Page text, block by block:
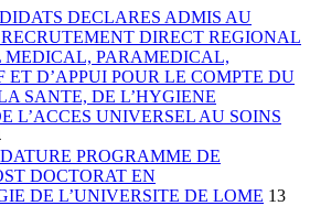
DECLARES ADMIS AU
DIRECT REGIONAL
MEDICAL, PARAMEDICAL,
ET D’APPUI POUR LE COMPTE DU
SANTE, DE L’HYGIENE
L’ACCES UNIVERSEL AU SOINS
PROGRAMME DE
DOCTORAT EN
DE L’UNIVERSITE DE LOME 13